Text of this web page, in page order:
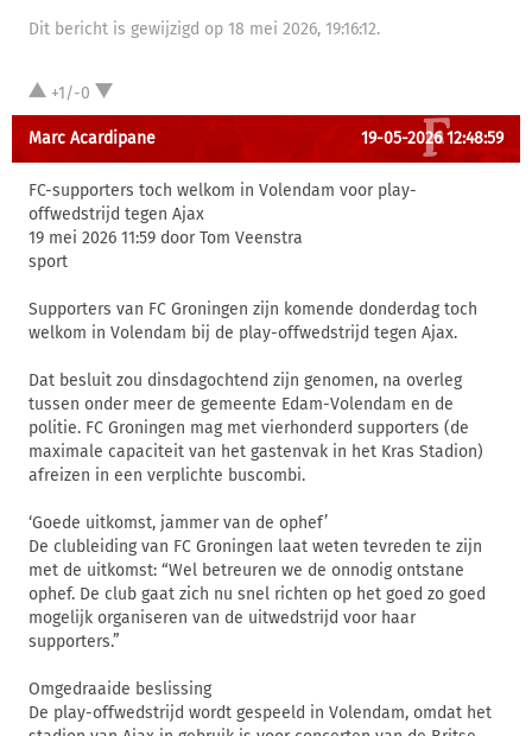
Dit bericht is gewijzigd op 18 mei 2026, 19:16:12.
+1/-0
Marc Acardipane 19-05-2026 12:48:59
FC-supporters toch welkom in Volendam voor play-
offwedstrijd tegen Ajax
19 mei 2026 11:59 door Tom Veenstra
sport
Supporters van FC Groningen zijn komende donderdag toch
welkom in Volendam bij de play-offwedstrijd tegen Ajax.
Dat besluit zou dinsdagochtend zijn genomen, na overleg
tussen onder meer de gemeente Edam-Volendam en de
politie. FC Groningen mag met vierhonderd supporters (de
maximale capaciteit van het gastenvak in het Kras Stadion)
afreizen in een verplichte buscombi.
‘Goede uitkomst, jammer van de ophef’
De clubleiding van FC Groningen laat weten tevreden te zijn
met de uitkomst: “Wel betreuren we de onnodig ontstane
ophef. De club gaat zich nu snel richten op het goed zo goed
mogelijk organiseren van de uitwedstrijd voor haar
supporters.”
Omgedraaide beslissing
De play-offwedstrijd wordt gespeeld in Volendam, omdat het